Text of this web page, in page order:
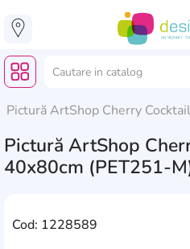
Pictură ArtShop Cherry
Pictură ArtShop
40x80cm (PET251-
Cod: 1228589